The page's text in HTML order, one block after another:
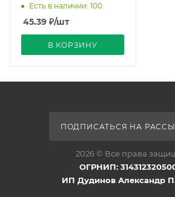
Есть в наличии: 100
45.39 ₽/шт
В КОРЗИНУ
ПОДПИСАТЬСЯ НА
2026 © Все права
ОГРНИП:
ИП Дудинов Александр